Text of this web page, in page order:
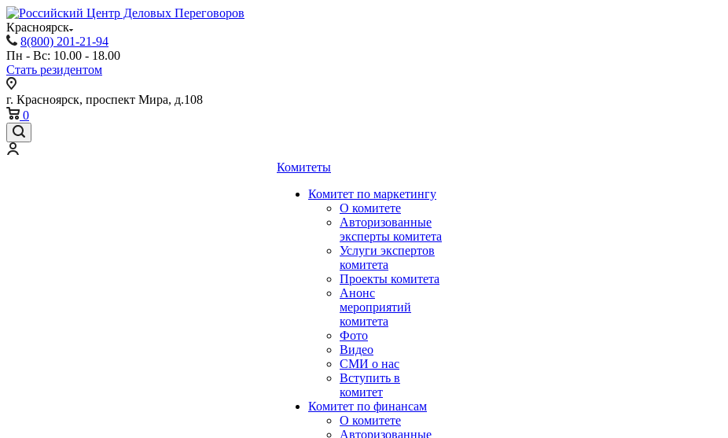
Красноярск
8(800) 201-21-94
Пн - Вс: 10.00 - 18.00
Стать резидентом
г. Красноярск, проспект Мира, д.108
0
Комитеты
Комитет по маркетингу
О комитете
Авторизованные
эксперты комитета
Услуги экспертов
комитета
Проекты комитета
Анонс
мероприятий
комитета
Фото
Видео
СМИ о нас
Вступить в
комитет
Комитет по финансам
О комитете
Авторизованные